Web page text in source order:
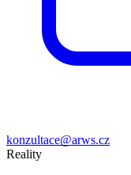
konzultace@arws.cz
Reality